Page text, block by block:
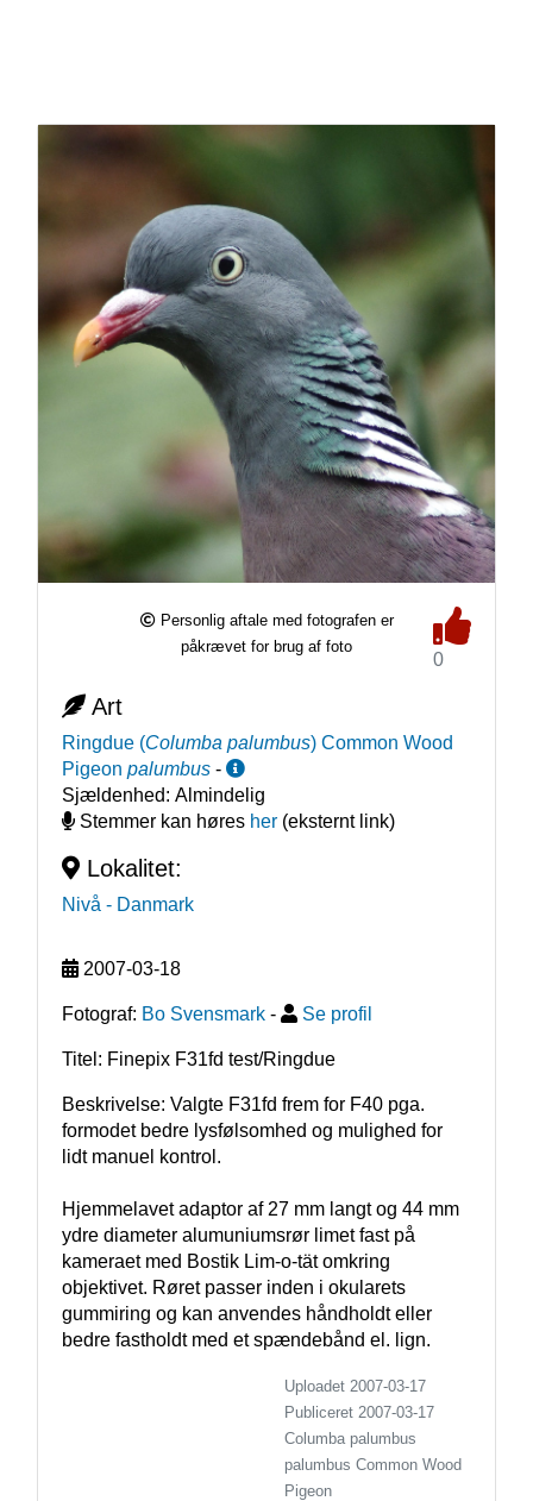
Personlig aftale med fotografen er
påkrævet for brug af foto
0
Art
Ringdue (Columba palumbus) Common Wood
Pigeon palumbus -
Sjældenhed: Almindelig
Stemmer kan høres her(eksternt link)
Lokalitet:
Nivå - Danmark
2007-03-18
Fotograf: Bo Svensmark - Se profil
Titel: Finepix F31fd test/Ringdue
Beskrivelse: Valgte F31fd frem for F40 pga.
formodet bedre lysfølsomhed og mulighed for
lidt manuel kontrol.
Hjemmelavet adaptor af 27 mm langt og 44 mm
ydre diameter alumuniumsrør limet fast på
kameraet med Bostik Lim-o-tät omkring
objektivet. Røret passer inden i okularets
gummiring og kan anvendes håndholdt eller
bedre fastholdt med et spændebånd el. lign.
Uploadet 2007-03-17
Publiceret 2007-03-17
Columba palumbus
palumbus Common Wood
Pigeon